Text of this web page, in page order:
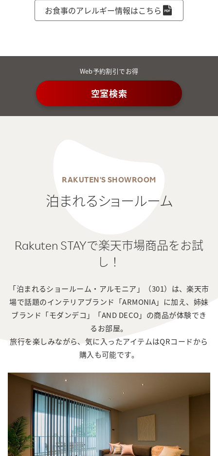
お食事のアレルギー情報はこちら
Web予約割引でお得
空室検索
RAKUTEN'S SHOWROOM
泊まれるショールーム
Rakuten STAYで楽天市場商品をお試
し！
「泊まれるショールーム・アルモニア」（301）は、楽天市
場で話題のインテリアブランド「ARMONIA」に加え、姉妹
ブランド「モダンデコ」「AND DECO」の商品が体験でき
るお部屋。
旅行を楽しみながら、気に入ったアイテムはQRコードから
購入も可能です。